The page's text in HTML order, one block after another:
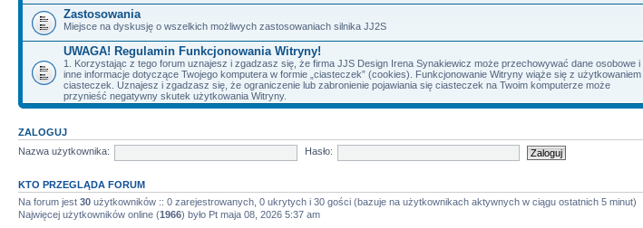
Zastosowania
Miejsce na dyskusję o wszelkich możliwych zastosowaniach silnika JJ2S
UWAGA! Regulamin Funkcjonowania Witryny!
1. Korzystając z tego forum uznajesz i zgadzasz się, że firma JJS Design Irena Synakiewicz może przechowywać dane osobowe i
inne informacje dotyczące Twojego komputera w formie „ciasteczek” (cookies). Funkcjonowanie Witryny wiąże się z użytkowaniem
ciasteczek. Uznajesz i zgadzasz się, że ograniczenie lub zabronienie pojawiania się ciasteczek na Twoim komputerze może
przynieść negatywny skutek użytkowania Witryny.
ZALOGUJ
Nazwa użytkownika:
Hasło:
KTO PRZEGLĄDA FORUM
Na forum jest 30 użytkowników :: 0 zarejestrowanych, 0 ukrytych i 30 gości (bazuje na użytkownikach aktywnych w ciągu ostatnich 5 minut)
Najwięcej użytkowników online (1966) było Pt maja 08, 2026 5:37 am